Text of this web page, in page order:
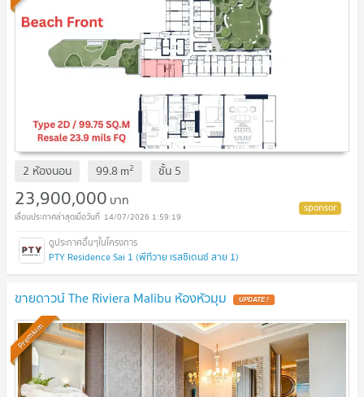
2 ห้องนอน 99.8m2 ชั้น 5
23,900,000 บาท
14/07/2026 1:59:19
PTY Residence Sai 1 (พีทีวาย เรสซิเดนซ์ สาย 1)
ขายดาวน์ The Riviera Malibu ห้องหัวมุม UPDATE !
Premium